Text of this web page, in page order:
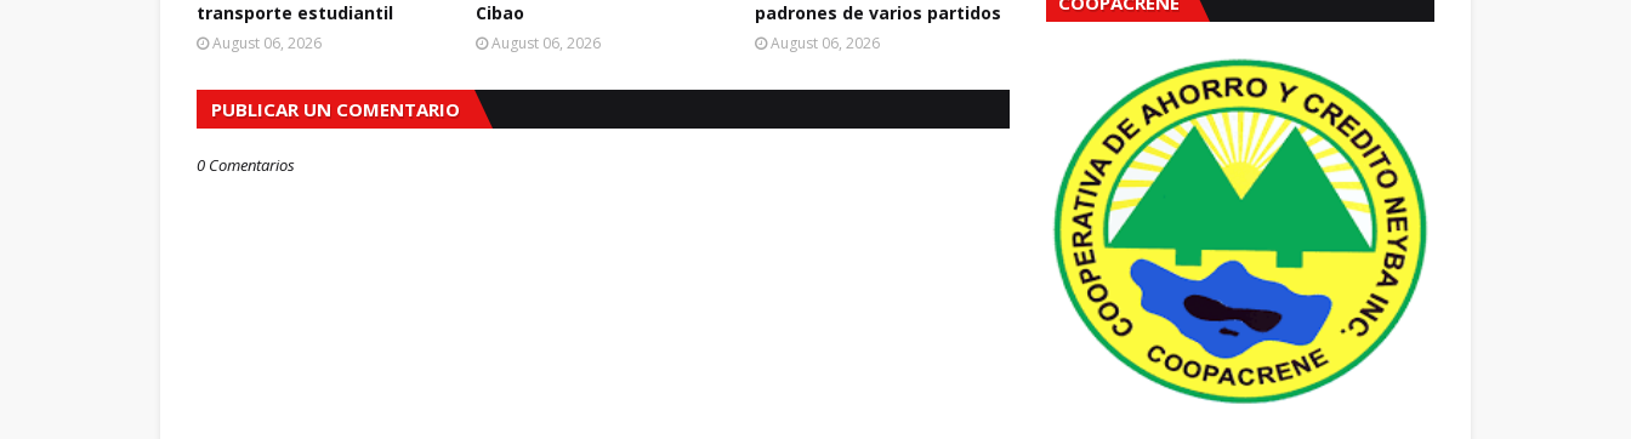
transporte estudiantil
August 06, 2026
Cibao
August 06, 2026
padrones de varios partidos
August 06, 2026
PUBLICAR UN COMENTARIO
0 Comentarios